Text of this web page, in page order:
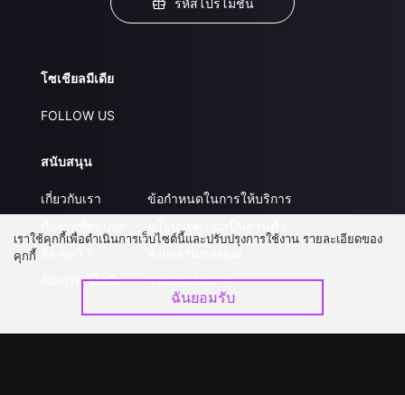
โซเชียลมีเดีย
FOLLOW US
สนับสนุน
เกี่ยวกับเรา
อัปเกรด วีไอพี
ข้อกำหนดในการให้บริการ
ร่วมงานกับเรา
เราใช้คุกกี้เพื่อดำเนินการเว็บไซต์นี้และปรับปรุงการใช้งาน รายละเอียดของ
คุกกี้
ฉันยอมรับ